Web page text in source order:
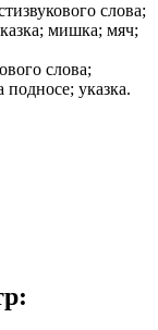
слова;
мишка; мяч;
слова;
указка.